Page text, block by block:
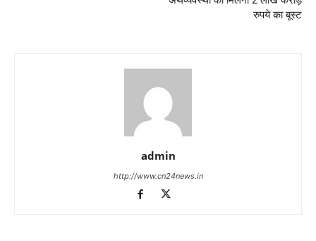
रुपये का बूस्ट
admin
http://www.cn24news.in